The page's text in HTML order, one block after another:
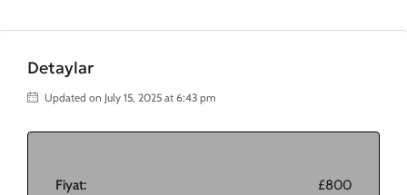
Detaylar
Updated on July 15, 2025 at 6:43 pm
Fiyat: £800